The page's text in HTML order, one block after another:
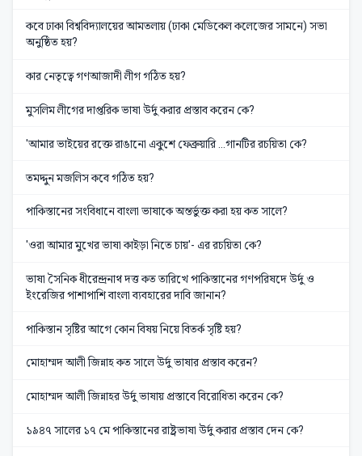
কবে ঢাকা বিশ্ববিদ্যালয়ের আমতলায় (ঢাকা মেডিকেল কলেজের সামনে) সভা
অনুষ্ঠিত হয়?
কার নেতৃত্বে গণআজাদী লীগ গঠিত হয়?
মুসলিম লীগের দাপ্তরিক ভাষা উর্দু করার প্রস্তাব করেন কে?
'আমার ভাইয়ের রক্তে রাঙানো একুশে ফেব্রুয়ারি ...গানটির রচয়িতা কে?
তমদ্দুন মজলিস কবে গঠিত হয়?
পাকিস্তানের সংবিধানে বাংলা ভাষাকে অন্তর্ভুক্ত করা হয় কত সালে?
'ওরা আমার মুখের ভাষা কাইড়া নিতে চায়'- এর রচয়িতা কে?
ভাষা সৈনিক ধীরেন্দ্রনাথ দত্ত কত তারিখে পাকিস্তানের গণপরিষদে উর্দু ও
ইংরেজির পাশাপাশি বাংলা ব্যবহারের দাবি জানান?
পাকিস্তান সৃষ্টির আগে কোন বিষয় নিয়ে বিতর্ক সৃষ্টি হয়?
মোহাম্মদ আলী জিন্নাহ কত সালে উর্দু ভাষার প্রস্তাব করেন?
মোহাম্মদ আলী জিন্নাহর উর্দু ভাষায় প্রস্তাবে বিরোধিতা করেন কে?
১৯৪৭ সালের ১৭ মে পাকিস্তানের রাষ্ট্রভাষা উর্দু করার প্রস্তাব দেন কে?